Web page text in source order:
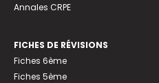
Annales CRPE
FICHES DE RÉVISIONS
Fiches 6ème
Fiches 5ème